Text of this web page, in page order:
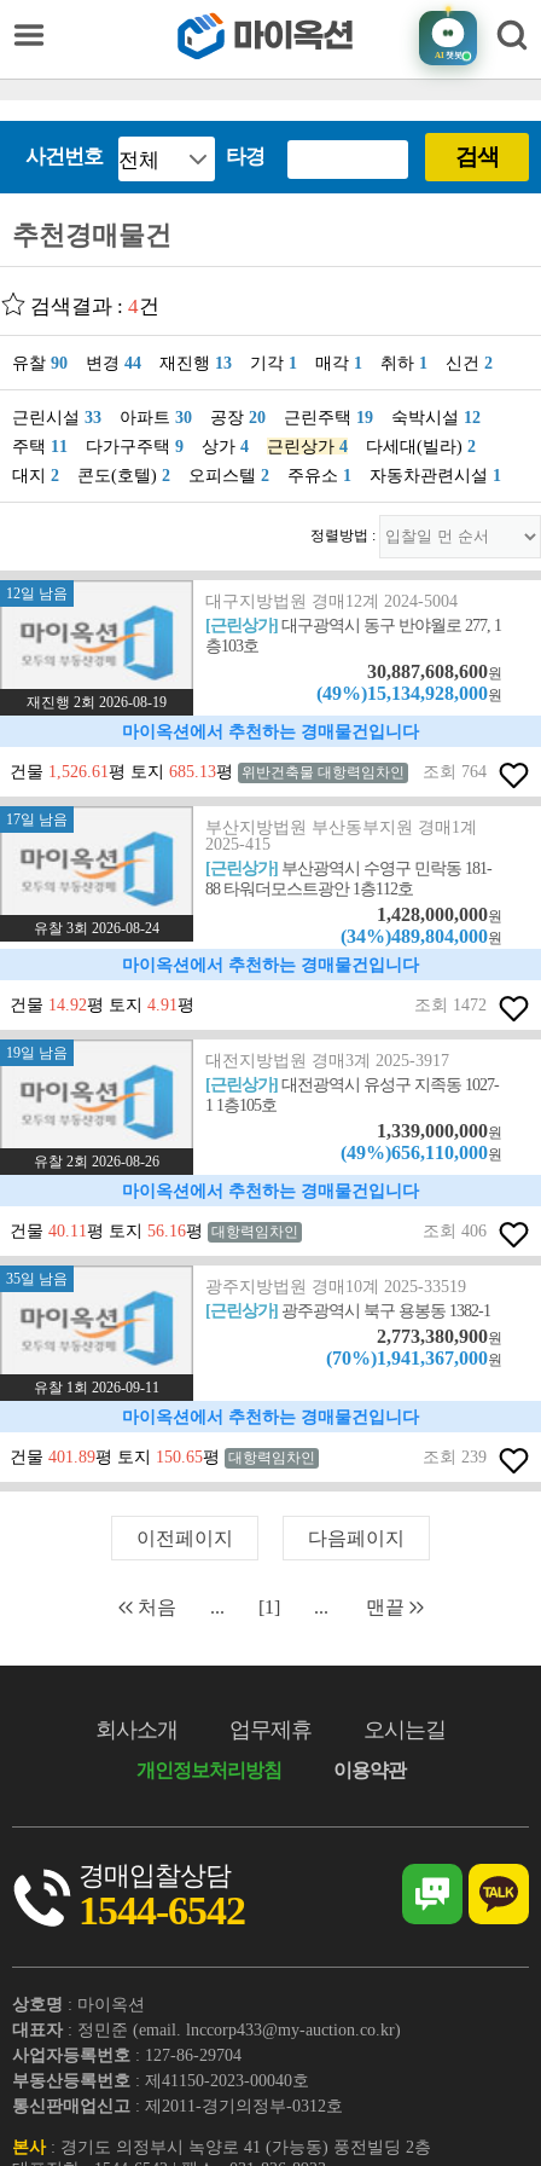
AI챗봇
사건번호 타경 검색
추천경매물건
검색결과 : 4건
유찰 90 변경 44 재진행 13 기각 1 매각 1 취하 1 신건 2
근린시설 33 아파트 30 공장 20 근린주택 19 숙박시설 12
주택 11 다가구주택 9 상가 4 근린상가 4 다세대(빌라) 2
대지 2 콘도(호텔) 2 오피스텔 2 주유소 1 자동차관련시설 1
정렬방법 :
12일 남음
재진행 2회 2026-08-19
대구지방법원 경매12계 2024-5004
[근린상가]대구광역시 동구 반야월로 277, 1
층103호
30,887,608,600원
(49%)15,134,928,000원
마이옥션에서 추천하는 경매물건입니다
건물 1,526.61평 토지 685.13평 위반건축물 대항력임차인 조회 764
17일 남음
유찰 3회 2026-08-24
부산지방법원 부산동부지원 경매1계
2025-415
[근린상가] 부산광역시 수영구 민락동 181-
88 타워더모스트광안 1층112호
1,428,000,000원
(34%)489,804,000원
마이옥션에서 추천하는 경매물건입니다
건물 14.92평 토지 4.91평 조회 1472
19일 남음
유찰 2회 2026-08-26
대전지방법원 경매3계 2025-3917
[근린상가]대전광역시 유성구 지족동 1027-
1 1층105호
1,339,000,000원
(49%)656,110,000원
마이옥션에서 추천하는 경매물건입니다
건물 40.11평 토지 56.16평 대항력임차인 조회 406
35일 남음
유찰 1회 2026-09-11
광주지방법원 경매10계 2025-33519
[근린상가] 광주광역시 북구 용봉동 1382-1
2,773,380,900원
(70%)1,941,367,000원
마이옥션에서 추천하는 경매물건입니다
건물 401.89평 토지 150.65평 대항력임차인 조회 239
이전페이지 다음페이지
처음 ... [1] ... 맨끝
회사소개 업무제휴 오시는길
개인정보처리방침 이용약관
경매입찰상담
1544-6542
상호명 : 마이옥션
대표자 : 정민준 (email. lnccorp433@my-auction.co.kr)
사업자등록번호 : 127-86-29704
부동산등록번호 : 제41150-2023-00040호
통신판매업신고 : 제2011-경기의정부-0312호
본사: 경기도 의정부시 녹양로 41 (가능동) 풍전빌딩 2층